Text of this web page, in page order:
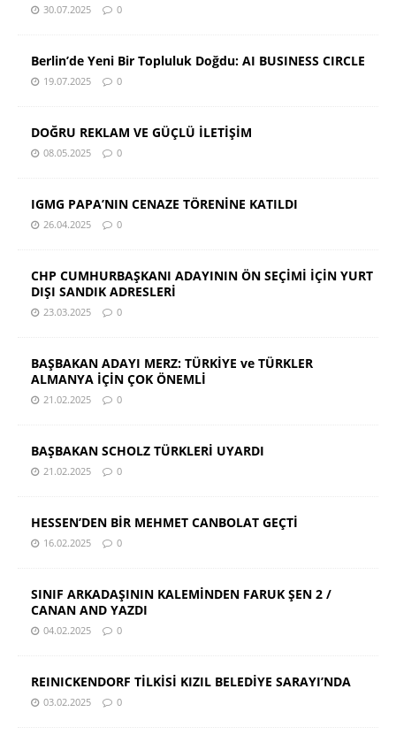
30.07.2025 0
Berlin’de Yeni Bir Topluluk Doğdu: AI BUSINESS CIRCLE
19.07.2025 0
DOĞRU REKLAM VE GÜÇLÜ İLETİŞİM
08.05.2025 0
IGMG PAPA’NIN CENAZE TÖRENİNE KATILDI
26.04.2025 0
CHP CUMHURBAŞKANI ADAYININ ÖN SEÇİMİ İÇİN YURT
DIŞI SANDIK ADRESLERİ
23.03.2025 0
BAŞBAKAN ADAYI MERZ: TÜRKİYE ve TÜRKLER
ALMANYA İÇİN ÇOK ÖNEMLİ
21.02.2025 0
BAŞBAKAN SCHOLZ TÜRKLERİ UYARDI
21.02.2025 0
HESSEN’DEN BİR MEHMET CANBOLAT GEÇTİ
16.02.2025 0
SINIF ARKADAŞININ KALEMİNDEN FARUK ŞEN 2 /
CANAN AND YAZDI
04.02.2025 0
REINICKENDORF TİLKİSİ KIZIL BELEDİYE SARAYI’NDA
03.02.2025 0